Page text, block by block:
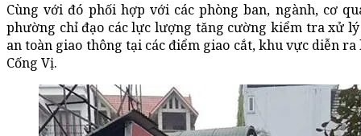
Cùng với đó phối hợp với các phòng ban, ngành, cơ
phường chỉ đạo các lực lượng tăng cường kiểm tra xử
an toàn giao thông tại các điểm giao cắt, khu vực diễn
Cống Vị.